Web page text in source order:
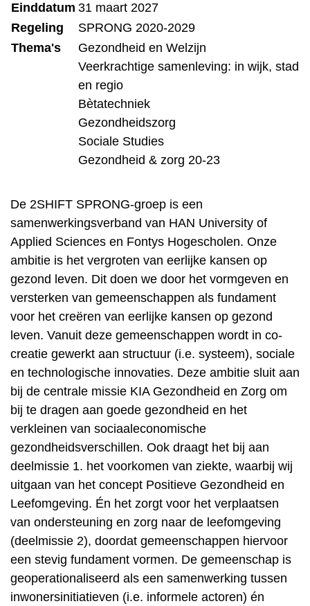
Einddatum 31 maart 2027
Regeling
SPRONG 2020-2029
Thema's
Gezondheid en Welzijn
Veerkrachtige samenleving: in wijk, stad
en regio
Bètatechniek
Gezondheidszorg
Sociale Studies
Gezondheid & zorg 20-23
De 2SHIFT SPRONG-groep is een
samenwerkingsverband van HAN University of
Applied Sciences en Fontys Hogescholen. Onze
ambitie is het vergroten van eerlijke kansen op
gezond leven. Dit doen we door het vormgeven en
versterken van gemeenschappen als fundament
voor het creëren van eerlijke kansen op gezond
leven. Vanuit deze gemeenschappen wordt in co-
creatie gewerkt aan structuur (i.e. systeem), sociale
en technologische innovaties. Deze ambitie sluit aan
bij de centrale missie KIA Gezondheid en Zorg om
bij te dragen aan goede gezondheid en het
verkleinen van sociaaleconomische
gezondheidsverschillen. Ook draagt het bij aan
deelmissie 1. het voorkomen van ziekte, waarbij wij
uitgaan van het concept Positieve Gezondheid en
Leefomgeving. Én het zorgt voor het verplaatsen
van ondersteuning en zorg naar de leefomgeving
(deelmissie 2), doordat gemeenschappen hiervoor
een stevig fundament vormen. De gemeenschap is
geoperationaliseerd als een samenwerking tussen
inwonersinitiatieven (i.e. informele actoren) én